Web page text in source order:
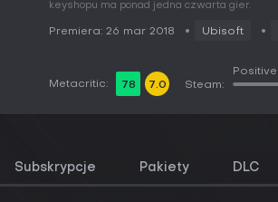
keyshopu ma ponad jedna czwarta gier.
Premiera: 26 mar 2018 Ubisoft
Metacritic: 78 7.0 Steam:
Positive
Subskrypcje Pakiety DLC